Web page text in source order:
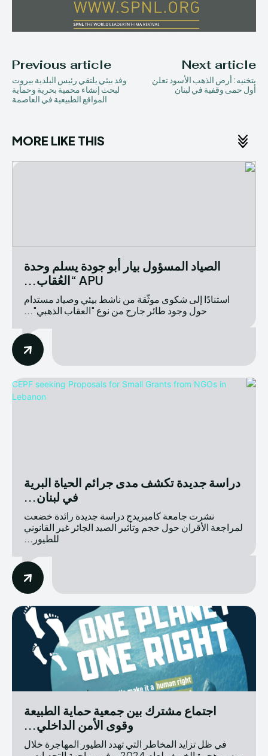
Previous article
وفد بيئي يلتقي رئيس البلدية بيروت
لبحث إنشاء محمية بحرية وحماية
المواقع الطبيعية في العاصمة
Next article
بتخنيه: أرض الذهب الأسود تعلن
أول حمى وقفية في لبنان
MORE LIKE THIS
الصياد المسؤول بيار أبو جودة يسلم وحدة
APU “العُقاب...
استنادًا إلى شكوى موثّقة من ناشط بيئي وصياد مستدام
حول وجود طائر جارح من نوع "العقاب الذهبي"...
دراسة جديدة تكشف مدى جرائم الحياة البرية
في لبنان...
نشرت جامعة كامبريدج دراسة جديدة رائدة خضعت
لمراجعة الأقران حول حجم وتأثير الصيد الجائر غير القانوني
للطيور...
اجتماع مشترك بين جمعية حماية الطبيعة
وقوى الأمن الداخلي...
في ظل تزايد المخاطر التي تهدد الطيور المهاجرة خلال